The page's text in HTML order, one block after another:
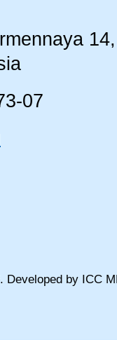
07
. Developed by ICC